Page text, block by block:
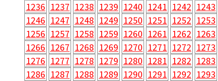
1236 1237 1238 1239 1240 1241 1242 1243
1246 1247 1248 1249 1250 1251 1252 1253
1256 1257 1258 1259 1260 1261 1262 1263
1266 1267 1268 1269 1270 1271 1272 1273
1276 1277 1278 1279 1280 1281 1282 1283
1286 1287 1288 1289 1290 1291 1292 1293